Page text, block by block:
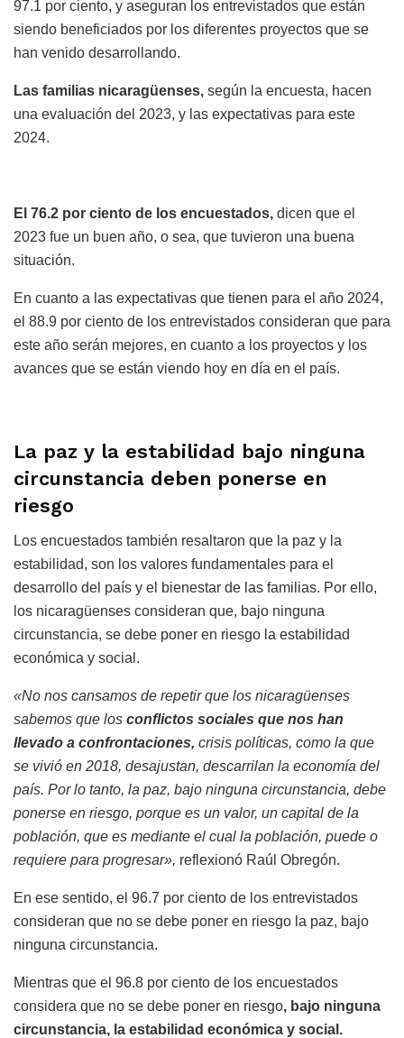
97.1 por ciento, y aseguran los entrevistados que están
siendo beneficiados por los diferentes proyectos que se
han venido desarrollando.
Las familias nicaragüenses, según la encuesta, hacen
una evaluación del 2023, y las expectativas para este
2024.
El 76.2 por ciento de los encuestados, dicen que el
2023 fue un buen año, o sea, que tuvieron una buena
situación.
En cuanto a las expectativas que tienen para el año 2024,
el 88.9 por ciento de los entrevistados consideran que para
este año serán mejores, en cuanto a los proyectos y los
avances que se están viendo hoy en día en el país.
La paz y la estabilidad bajo ninguna
circunstancia deben ponerse en
riesgo
Los encuestados también resaltaron que la paz y la
estabilidad, son los valores fundamentales para el
desarrollo del país y el bienestar de las familias. Por ello,
los nicaragüenses consideran que, bajo ninguna
circunstancia, se debe poner en riesgo la estabilidad
económica y social.
«No nos cansamos de repetir que los nicaragüenses
sabemos que los conflictos sociales que nos han
llevado a confrontaciones, crisis políticas, como la que
se vivió en 2018, desajustan, descarrilan la economía del
país. Por lo tanto, la paz, bajo ninguna circunstancia, debe
ponerse en riesgo, porque es un valor, un capital de la
población, que es mediante el cual la población, puede o
requiere para progresar», reflexionó Raúl Obregón.
En ese sentido, el 96.7 por ciento de los entrevistados
consideran que no se debe poner en riesgo la paz, bajo
ninguna circunstancia.
Mientras que el 96.8 por ciento de los encuestados
considera que no se debe poner en riesgo, bajo ninguna
circunstancia, la estabilidad económica y social.